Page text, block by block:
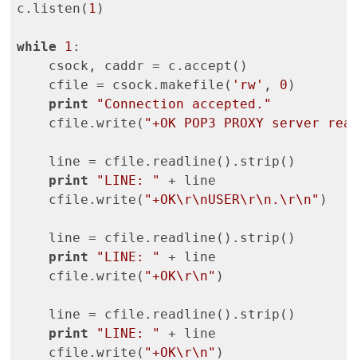
c.listen( 1 )
while 1 :
    csock, caddr = c.accept()
    cfile = csock.makefile(
'rw' , 0 )
print
"Connection accepted."
    cfile.write(
"+OK POP3 PROXY server
    line = cfile.readline().strip()
print
"LINE: "
+ line
    cfile.write(
"+OK\r\nUSER\r\n.\r\n" )
    line = cfile.readline().strip()
print
"LINE: "
+ line
    cfile.write(
"+OK\r\n" )
    line = cfile.readline().strip()
print
"LINE: "
+ line
    cfile.write(
"+OK\r\n" )